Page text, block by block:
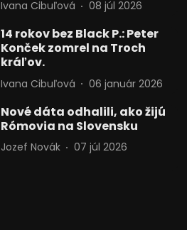
Ivana Cibuľová 08 júl 2026
14 rokov bez Black P.: Peter
Konček zomrel na Troch
kráľov.
Ivana Cibuľová 06 január 2026
Nové dáta odhalili, ako žijú
Rómovia na Slovensku
Jozef Novák 07 júl 2026